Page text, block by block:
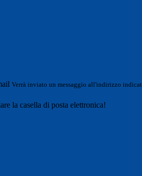
Verrà inviato un messaggio all'indirizzo
la casella di posta elettronica!